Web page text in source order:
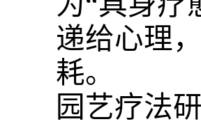
递给心理
耗。
园艺疗法